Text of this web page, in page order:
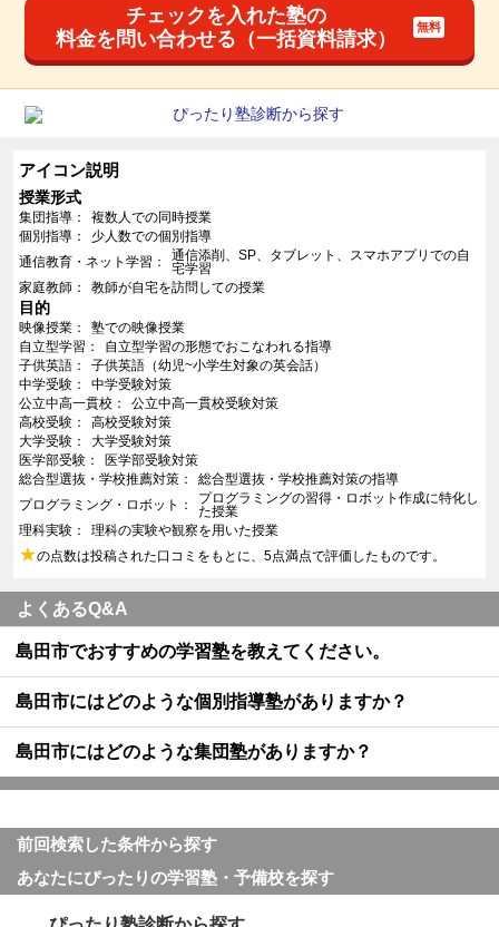
チェックを入れた塾の
料金を問い合わせる（一括資料請求）
アイコン説明
授業形式
集団指導
複数人での同時授業
個別指導
少人数での個別指導
通信教育・ネット学習
通信添削、SP、タブレット、スマホアプリでの自
宅学習
家庭教師
教師が自宅を訪問しての授業
目的
映像授業
塾での映像授業
自立型学習
自立型学習の形態でおこなわれる指導
子供英語
子供英語（幼児~小学生対象の英会話）
中学受験
中学受験対策
公立中高一貫校
公立中高一貫校受験対策
高校受験
高校受験対策
大学受験
大学受験対策
医学部受験
医学部受験対策
総合型選抜・学校推薦対策
総合型選抜・学校推薦対策の指導
プログラミング・ロボット
プログラミングの習得・ロボット作成に特化し
た授業
理科実験
理科の実験や観察を用いた授業
★の点数は投稿された口コミをもとに、5点満点で評価したものです。
よくあるQ&A
島田市でおすすめの学習塾を教えてください。
島田市にはどのような個別指導塾がありますか？
島田市にはどのような集団塾がありますか？
前回検索した条件から探す
あなたにぴったりの学習塾・予備校を探す